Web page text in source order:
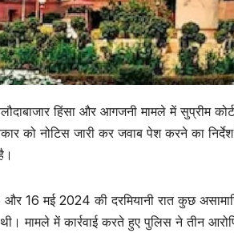
हिंसा और आगजनी मामले में सुप्रीम
को नोटिस जारी कर जवाब पेश करने का
और 16 मई 2024 की दरमियानी रात कुछ
मामले में कार्रवाई करते हुए पुलिस ने तीन